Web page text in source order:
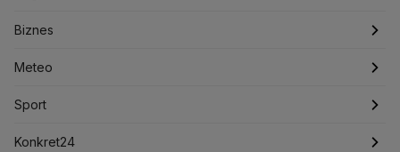
Kryptowaluty
Lotnisko Chopina
Mariusz Błaszczak
Mark Zuckerberg
Biznes
Meteo
Sport
Zdrowie
Podcasty
Artykuły
Newslettery
Fakty po Faktach
Fakty o Świecie
Ludzie Faktów
Warszawa
Łódź
Katowice
Kraków
Biznes
Najnowsze
Notowania
Pieniądze
Meteo
Pogoda godzinowa
Pogoda długoterminowa
Sport
Piłka Nożna
Konkret24